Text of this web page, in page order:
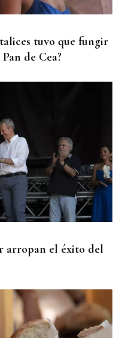
tuvo que fungir
de Cea?
arropan el éxito del